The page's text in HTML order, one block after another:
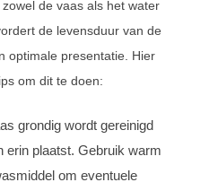
de vaas als het water
de levensduur van de
optimale presentatie. Hier
om dit te doen:
grondig wordt gereinigd
erin plaatst. Gebruik warm
om eventuele